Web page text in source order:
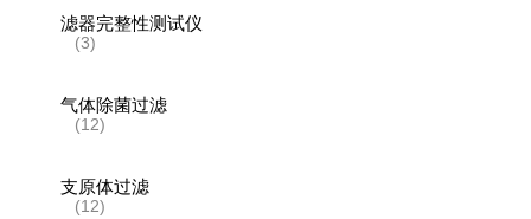
滤器完整性测试仪
(3)
气体除菌过滤
(12)
支原体过滤
(12)